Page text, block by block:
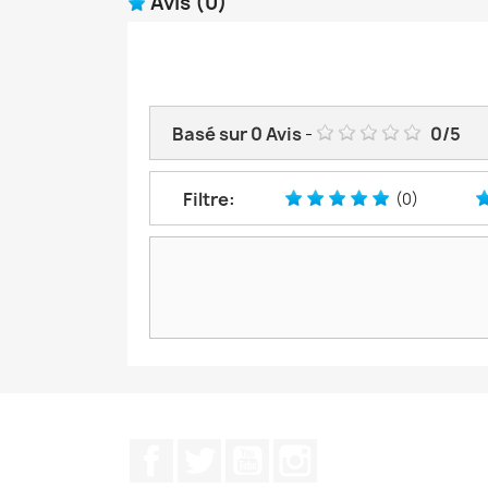
Basé sur0Avis- 0/5
Filtre: (0)